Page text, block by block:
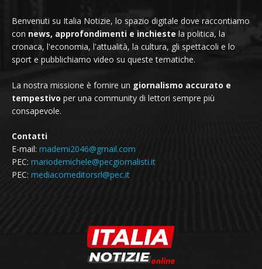
Benvenuti su Italia Notizie, lo spazio digitale dove raccontiamo
con news, approfondimenti e inchieste la politica, la
cronaca, l'economia, l'attualità, la cultura, gli spettacoli e lo
sport e pubblichiamo video su queste tematiche.
La nostra missione è fornire un giornalismo accurato e
tempestivo per una community di lettori sempre più
consapevole.
Contatti
E-mail: mademi2046@gmail.com
PEC: mariodemichele@pecgiornalisti.it
PEC: mediacomeditorsrl@pec.it